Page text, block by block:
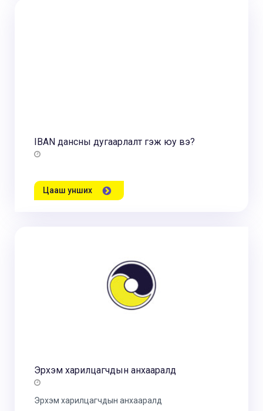
IBAN дансны дугаарлалт гэж юу вэ?
Цааш унших
Эрхэм харилцагчдын анхааралд
Эрхэм харилцагчдын анхааралд